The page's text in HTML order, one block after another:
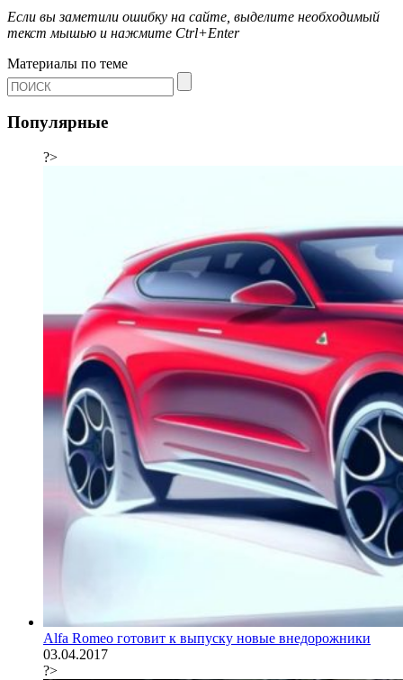
Если вы заметили ошибку на сайте, выделите необходимый
текст мышью и нажмите Ctrl+Enter
Материалы по теме
Популярные
?>
Alfa Romeo готовит к выпуску новые внедорожники
03.04.2017
?>